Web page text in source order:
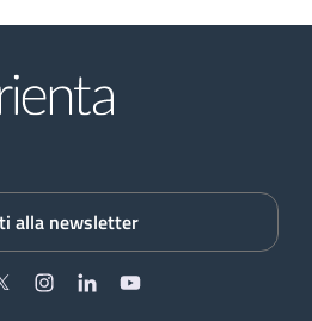
alla newsletter
Twitter Instagram
Linkedin